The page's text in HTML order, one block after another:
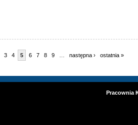
3 4 5 6 7 8 9 następna › ostatnia »
Pracownia